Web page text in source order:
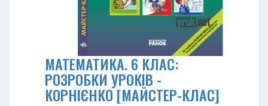
МАТЕМАТИКА. 6 КЛАС:
РОЗРОБКИ УРОКІВ -
КОРНІЄНКО [МАЙСТЕР-КЛАС]